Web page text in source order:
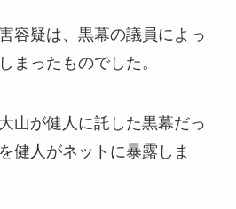
容疑は、黒幕の議員によっ
まったものでした。
山が健人に託した黒幕だっ
健人がネットに暴露しま